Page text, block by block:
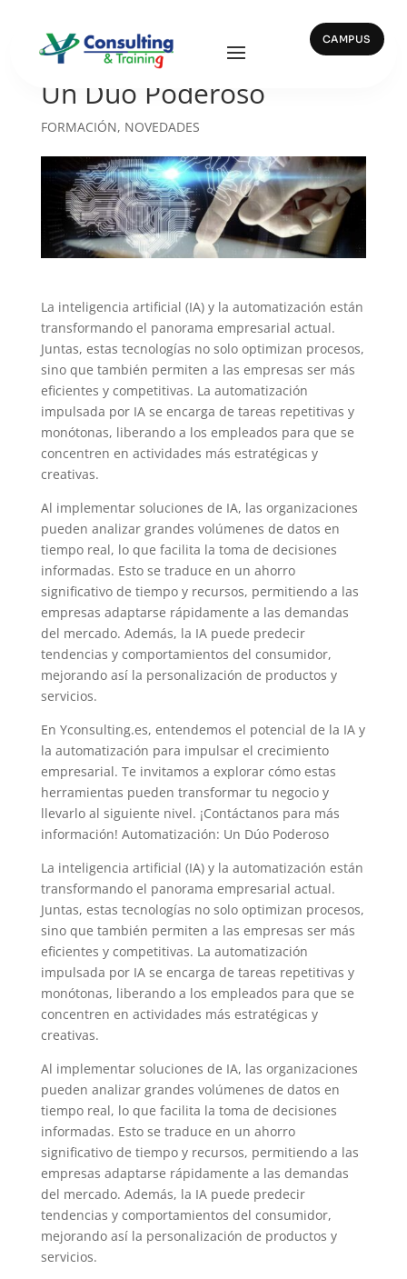
CAMPUS
La IA y Automatización:
Un Dúo Poderoso
FORMACIÓN, NOVEDADES
La inteligencia artificial (IA) y la automatización están
transformando el panorama empresarial actual.
Juntas, estas tecnologías no solo optimizan procesos,
sino que también permiten a las empresas ser más
eficientes y competitivas. La automatización
impulsada por IA se encarga de tareas repetitivas y
monótonas, liberando a los empleados para que se
concentren en actividades más estratégicas y
creativas.
Al implementar soluciones de IA, las organizaciones
pueden analizar grandes volúmenes de datos en
tiempo real, lo que facilita la toma de decisiones
informadas. Esto se traduce en un ahorro
significativo de tiempo y recursos, permitiendo a las
empresas adaptarse rápidamente a las demandas
del mercado. Además, la IA puede predecir
tendencias y comportamientos del consumidor,
mejorando así la personalización de productos y
servicios.
En Yconsulting.es, entendemos el potencial de la IA y
la automatización para impulsar el crecimiento
empresarial. Te invitamos a explorar cómo estas
herramientas pueden transformar tu negocio y
llevarlo al siguiente nivel. ¡Contáctanos para más
información! Automatización: Un Dúo Poderoso
La inteligencia artificial (IA) y la automatización están
transformando el panorama empresarial actual.
Juntas, estas tecnologías no solo optimizan procesos,
sino que también permiten a las empresas ser más
eficientes y competitivas. La automatización
impulsada por IA se encarga de tareas repetitivas y
monótonas, liberando a los empleados para que se
concentren en actividades más estratégicas y
creativas.
Al implementar soluciones de IA, las organizaciones
pueden analizar grandes volúmenes de datos en
tiempo real, lo que facilita la toma de decisiones
informadas. Esto se traduce en un ahorro
significativo de tiempo y recursos, permitiendo a las
empresas adaptarse rápidamente a las demandas
del mercado. Además, la IA puede predecir
tendencias y comportamientos del consumidor,
mejorando así la personalización de productos y
servicios.